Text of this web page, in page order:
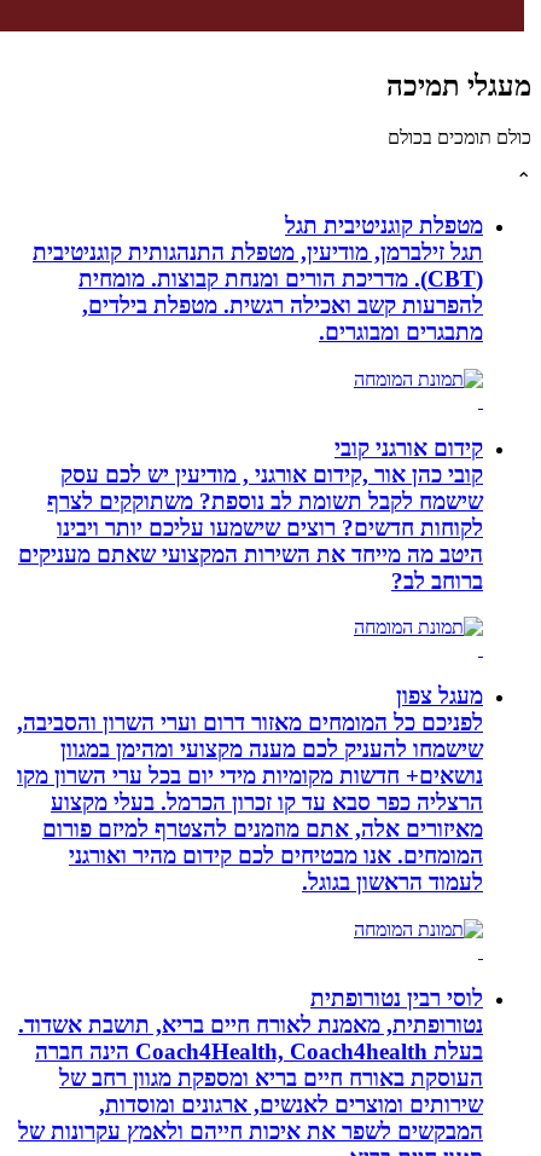
תמיכה
בכולם
מטפלת קוגניטיבית תגל
תגל זילברמן, מודיעין, מטפלת התנהגותית קוגניטיבית
(CBT). מדריכת הורים ומנחת קבוצות. מומחית
להפרעות קשב ואכילה רגשית. מטפלת בילדים,
מתבגרים ומבוגרים.
קידום אורגני קובי
קובי כהן אור ,קידום אורגני , מודיעין יש לכם עסק
שישמח לקבל תשומת לב נוספת? משתוקקים לצרף
לקוחות חדשים? רוצים שישמעו עליכם יותר ויבינו
היטב מה מייחד את השירות המקצועי שאתם מעניקים
ברוחב לב?
מעגל צפון
לפניכם כל המומחים מאזור דרום וערי השרון והסביבה,
שישמחו להעניק לכם מענה מקצועי ומהימן במגוון
נושאים+ חדשות מקומיות מידי יום בכל ערי השרון מקו
הרצליה כפר סבא עד קו זכרון הכרמל. בעלי מקצוע
מאיזורים אלה, אתם מוזמנים להצטרף למיזם פורום
המומחים. אנו מבטיחים לכם קידום מהיר ואורגני
לעמוד הראשון בגוגל.
לוסי רבין נטורופתית
נטורופתית, מאמנת לאורח חיים בריא, תושבת אשדוד.
בעלת Coach4Health, Coach4health הינה חברה
העוסקת באורח חיים בריא ומספקת מגוון רחב של
שירותים ומוצרים לאנשים, ארגונים ומוסדות,
המבקשים לשפר את איכות חייהם ולאמץ עקרונות של